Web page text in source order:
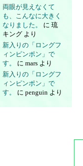
両眼が見えなくて
も、こんなに大きく
なりました。
に 琉
キング より
新入りの「ロングフ
ィンピンポン」で
す。
に mars より
新入りの「ロングフ
ィンピンポン」で
す。
に penguin より